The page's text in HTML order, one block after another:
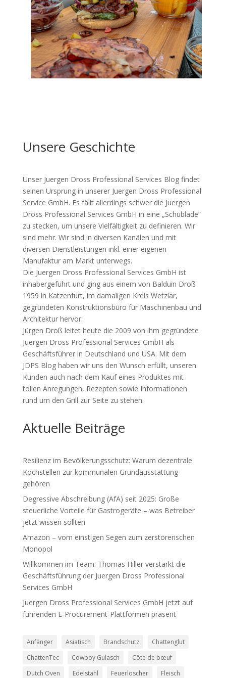
Unsere Geschichte
Unser Juergen Dross Professional Services Blog findet
seinen Ursprung in unserer Juergen Dross Professional
Service GmbH. Es fällt allerdings schwer die Juergen
Dross Professional Services GmbH in eine „Schublade“
zu stecken, um unsere Vielfältigkeit zu definieren. Wir
sind mehr. Wir sind in diversen Kanälen und mit
diversen Dienstleistungen inkl. einer eigenen
Manufaktur am Markt unterwegs.
Die Juergen Dross Professional Services GmbH ist
inhabergeführt und ging aus einem von Balduin Droß
1959 in Katzenfurt, im damaligen Kreis Wetzlar,
gegründeten Konstruktionsbüro für Maschinenbau und
Architektur hervor.
Jürgen Droß leitet heute die 2009 von ihm gegründete
Juergen Dross Professional Services GmbH als
Geschäftsführer in Deutschland und USA. Mit dem
JDPS Blog haben wir uns den Wunsch erfüllt, unseren
Kunden auch nach dem Kauf eines Produktes mit
tollen Anregungen, Rezepten sowie Informationen
rund um den Grill zur Seite zu stehen.
Aktuelle Beiträge
Resilienz im Bevölkerungsschutz: Warum dezentrale
Kochstellen zur kommunalen Grundausstattung
gehören
Degressive Abschreibung (AfA) seit 2025: Große
steuerliche Vorteile für Gastrogeräte – was Betreiber
jetzt wissen sollten
Amazon – vom einstigen Segen zum zerstörerischen
Monopol
Willkommen im Team: Thomas Hiller verstärkt die
Geschäftsführung der Juergen Dross Professional
Services GmbH
Juergen Dross Professional Services GmbH jetzt auf
führenden E-Procurement-Plattformen präsent
Anfänger Asiatisch Brandschutz
Chattenglut
ChattenTec
Cowboy Gulasch
Côte de bœuf
Dutch Oven
Edelstahl Feuerlöscher
Fleisch